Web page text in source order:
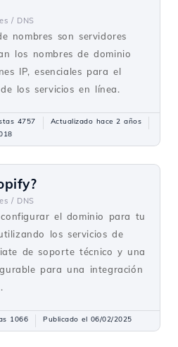
/ DNS
nombres son servidores
los nombres de dominio
IP, esenciales para el
los servicios en línea.
4757
Actualizado hace 2 años
/ DNS
configurar el dominio para tu
los servicios de
de soporte técnico y una
para una integración
1066 Publicado el 06/02/2025